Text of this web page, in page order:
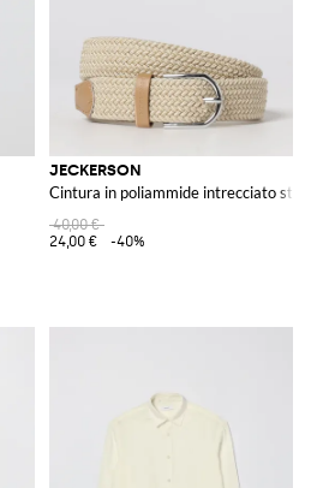
JECKERSON
Cintura in poliammide intrecciato
40,00 €
24,00 €
-40%